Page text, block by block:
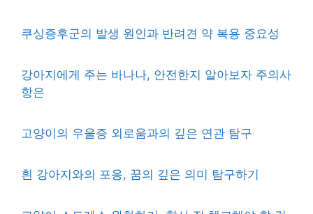
쿠싱증후군의 발생 원인과 반려견 약 복용 중요성
강아지에게 주는 바나나, 안전한지 알아보자 주의사
항은
고양이의 우울증 외로움과의 깊은 연관 탐구
흰 강아지와의 포옹, 꿈의 깊은 의미 탐구하기